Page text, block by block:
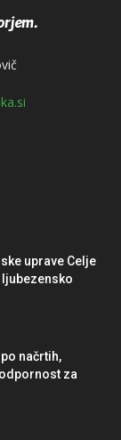
uprave Celje
načrtih,
za